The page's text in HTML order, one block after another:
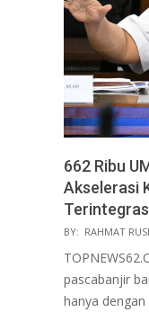
662 Ribu
Akselerasi
2026-
02-
BY: RAHMAT
pascabanjir
hanya